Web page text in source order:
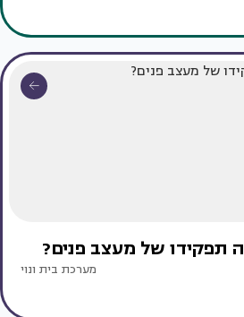
תפקידו של מעצב פנים?
מערכת בית ונוי